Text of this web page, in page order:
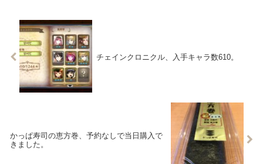
チェインクロニクル、入手キャラ数610。
かっぱ寿司の恵方巻、予約なしで当日購入で
きました。